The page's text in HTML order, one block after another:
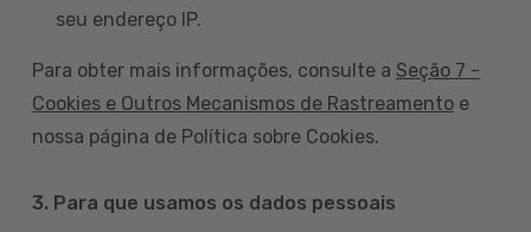
seu endereço IP.
Para obter mais informações, consulte a Seção 7 -
Cookies e Outros Mecanismos de Rastreamento e
nossa página de Política sobre Cookies.
3. Para que usamos os dados pessoais